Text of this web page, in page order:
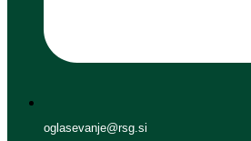
oglasevanje@rsg.si